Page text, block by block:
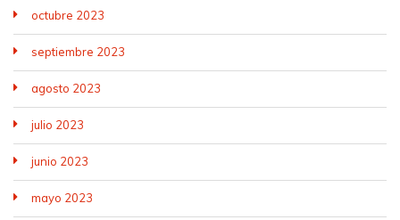
octubre 2023
septiembre 2023
agosto 2023
julio 2023
junio 2023
mayo 2023